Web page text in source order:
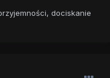
dociskanie